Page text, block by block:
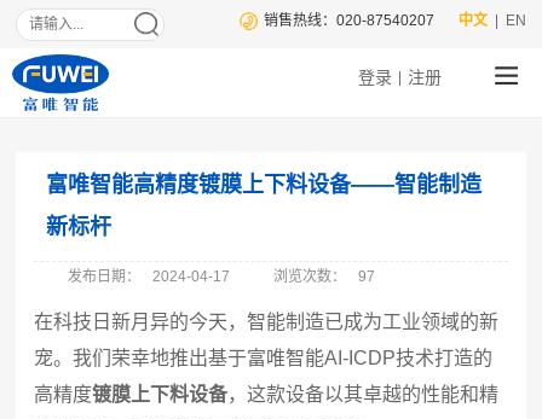
| EN
中文
销售热线：020-87540207
登录 注册
富唯智能高精度镀膜上下料设备——智能制造
新标杆
发布日期： 2024-04-17 浏览次数： 97
在科技日新月异的今天，智能制造已成为工业领域的新
宠。我们荣幸地推出基于富唯智能AI-ICDP技术打造的
高精度镀膜上下料设备，这款设备以其卓越的性能和精